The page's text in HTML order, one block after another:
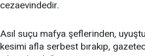
cezaevindedir.
Asıl suçu mafya şeflerinden,
kesimi afla serbest bırakıp,